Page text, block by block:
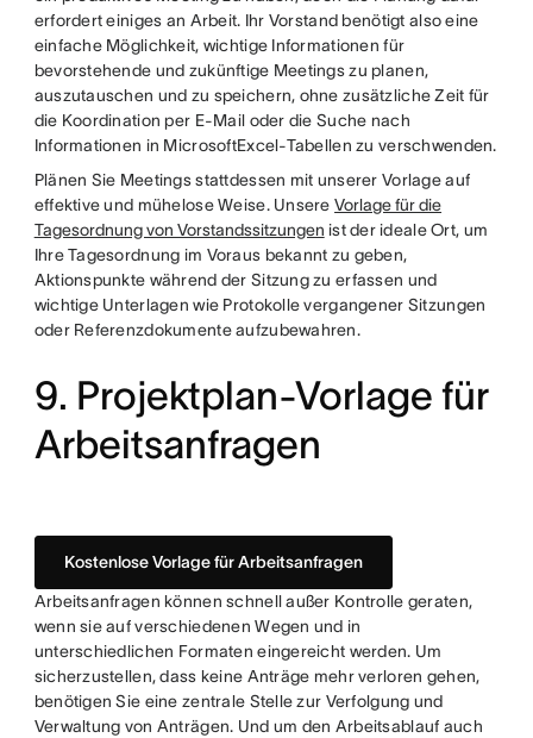
erfordert einiges an Arbeit. Ihr Vorstand benötigt also eine
einfache Möglichkeit, wichtige Informationen für
bevorstehende und zukünftige Meetings zu planen,
auszutauschen und zu speichern, ohne zusätzliche Zeit für
die Koordination per E-Mail oder die Suche nach
Informationen in MicrosoftExcel-Tabellen zu verschwenden.
Plänen Sie Meetings stattdessen mit unserer Vorlage auf
effektive und mühelose Weise. UnsereVorlage für die
Tagesordnung von Vorstandssitzungen ist der ideale Ort, um
Ihre Tagesordnung im Voraus bekannt zu geben,
Aktionspunkte während der Sitzung zu erfassen und
wichtige Unterlagen wie Protokolle vergangener Sitzungen
oder Referenzdokumente aufzubewahren.
9. Projektplan-Vorlage für
Arbeitsanfragen
Kostenlose Vorlage für Arbeitsanfragen
Arbeitsanfragen können schnell außer Kontrolle geraten,
wenn sie auf verschiedenen Wegen und in
unterschiedlichen Formaten eingereicht werden. Um
sicherzustellen, dass keine Anträge mehr verloren gehen,
benötigen Sie eine zentrale Stelle zur Verfolgung und
Verwaltung von Anträgen. Und um den Arbeitsablauf auch